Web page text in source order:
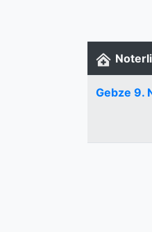
Gebze 9.